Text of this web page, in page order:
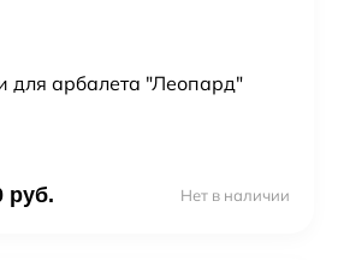
для арбалета "Леопард"
руб. Нет в наличии